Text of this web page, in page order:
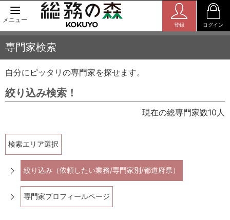
メニュー
登録 ログイン
専門家検索
自分にピッタリの専門家を探せます。
絞り込み検索！
現在の総専門家数10人
検索エリア選択
絞り込み（依頼したい業務/専門家別/都道府県）
専門家プロフィールページ